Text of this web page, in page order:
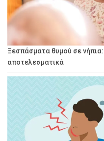
Ξεσπάσματα θυμού σε
αποτελεσματικά